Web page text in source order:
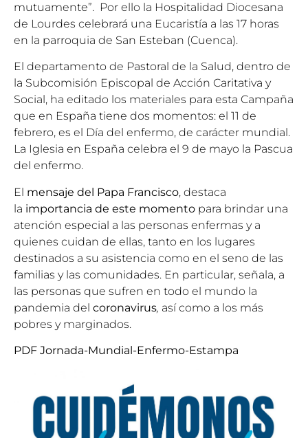
mutuamente”. Por ello la Hospitalidad Diocesana
de Lourdes celebrará una Eucaristía a las 17 horas
en la parroquia de San Esteban (Cuenca).
El departamento de Pastoral de la Salud, dentro de
la Subcomisión Episcopal de Acción Caritativa y
Social , ha editado los materiales para esta Campaña
que en España tiene dos momentos: el 11 de
febrero, es el Día del enfermo, de carácter mundial.
La Iglesia en España celebra el 9 de mayo la Pascua
del enfermo.
El mensaje del Papa Francisco, destaca
la importancia de este momento para brindar una
atención especial a las personas enfermas y a
quienes cuidan de ellas, tanto en los lugares
destinados a su asistencia como en el seno de las
familias y las comunidades. En particular, señala, a
las personas que sufren en todo el mundo la
pandemia del coronavirus, así como a los más
pobres y marginados.
PDF Jornada-Mundial-Enfermo-Estampa